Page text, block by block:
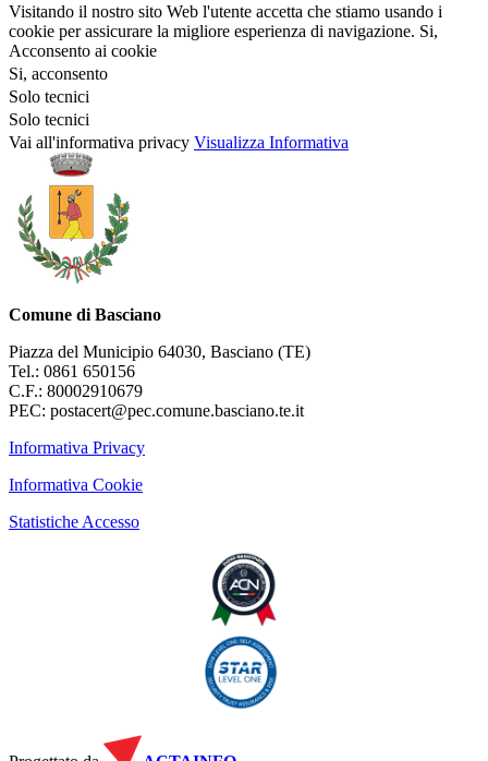
Visitando il nostro sito Web l'utente accetta che stiamo usando i
cookie per assicurare la migliore esperienza di navigazione. Si,
Acconsento ai cookie
Si, acconsento
Solo tecnici
Solo tecnici
Vai all'informativa privacy Visualizza Informativa
Comune di Basciano
Piazza del Municipio 64030, Basciano (TE)
Tel.: 0861 650156
C.F.: 80002910679
PEC: postacert@pec.comune.basciano.te.it
Informativa Privacy
Informativa Cookie
Statistiche Accesso